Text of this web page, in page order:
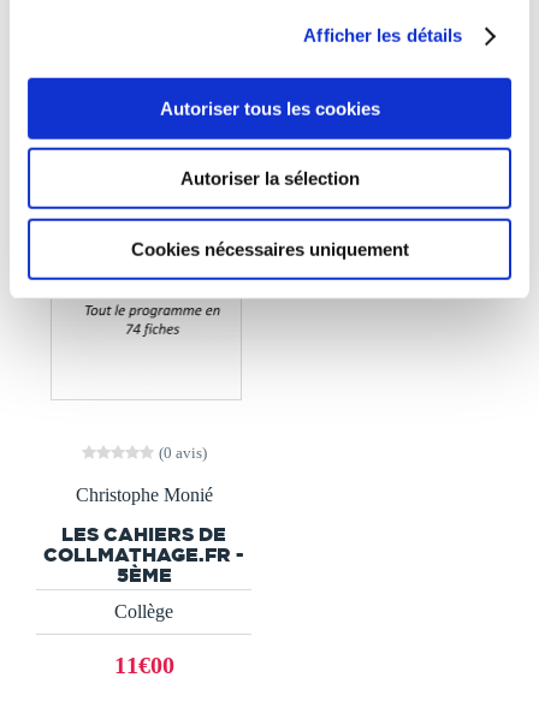
Afficher les détails
Autoriser tous les cookies
Autoriser la sélection
Cookies nécessaires uniquement
18€99
(0 avis)
Christophe Monié
LES CAHIERS DE
COLLMATHAGE.FR -
5ÈME
Collège
11€00